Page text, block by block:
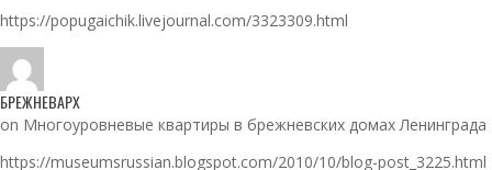
https://popugaichik.livejournal.com/3323309.html
БРЕЖНЕВАРХ
on Многоуровневые квартиры в брежневских домах Ленинграда
https://museumsrussian.blogspot.com/2010/10/blog-post_3225.html